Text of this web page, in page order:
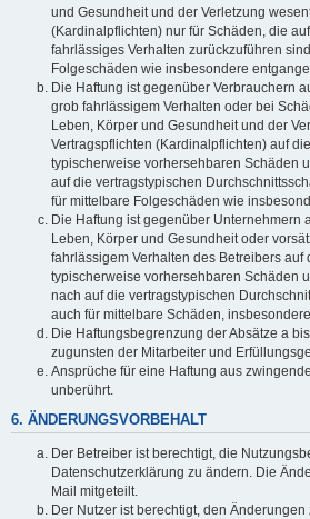
und Gesundheit und der Verletzung
(Kardinalpflichten) nur für Schäden, die
fahrlässiges Verhalten zurückzuführen
Folgeschäden wie insbesondere
Die Haftung ist gegenüber Verbrauchern
grob fahrlässigem Verhalten oder bei
Leben, Körper und Gesundheit und der
Vertragspflichten (Kardinalpflichten) auf
typischerweise vorhersehbaren Schäden
auf die vertragstypischen
für mittelbare Folgeschäden wie
Die Haftung ist gegenüber Unternehmern
Leben, Körper und Gesundheit oder
fahrlässigem Verhalten des Betreibers auf
typischerweise vorhersehbaren Schäden
nach auf die vertragstypischen
auch für mittelbare Schäden,
Die Haftungsbegrenzung der Absätze a
zugunsten der Mitarbeiter und
Ansprüche für eine Haftung aus
unberührt.
6. ÄNDERUNGSVORBEHALT
Der Betreiber ist berechtigt, die
Datenschutzerklärung zu ändern. Die
Mail mitgeteilt.
Der Nutzer ist berechtigt, den